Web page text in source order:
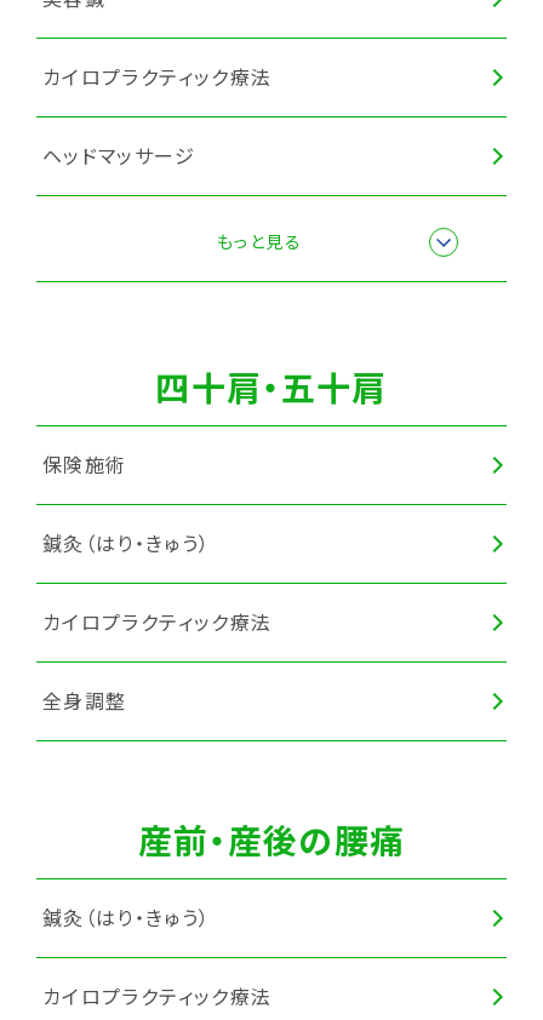
カイロプラクティック療法
ヘッドマッサージ
眼精疲労ケアコースもっと見る
四十肩・五十肩
保険施術
鍼灸（はり・きゅう）
カイロプラクティック療法
全身調整
産前・産後の腰痛
鍼灸（はり・きゅう）
カイロプラクティック療法